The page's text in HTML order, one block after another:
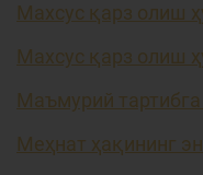
Махсус қарз олиш
Махсус қарз олиш
Маъмурий
Меҳнат ҳақининг